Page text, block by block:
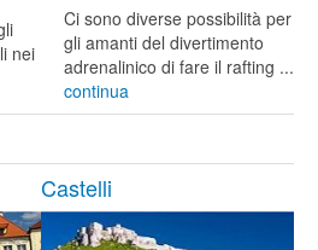
nei
Ci sono diverse possibilità per
gli amanti del divertimento
adrenalinico di fare il rafting ...
continua
Castelli